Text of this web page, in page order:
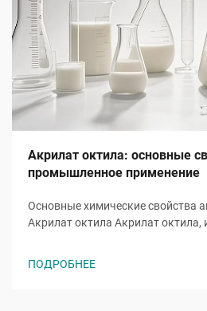
Акрилат октила: основные
промышленное применение
Основные химические свойства
Акрилат октила Акрилат октила,
включает восьмиуглеродную
ПОДРОБНЕЕ